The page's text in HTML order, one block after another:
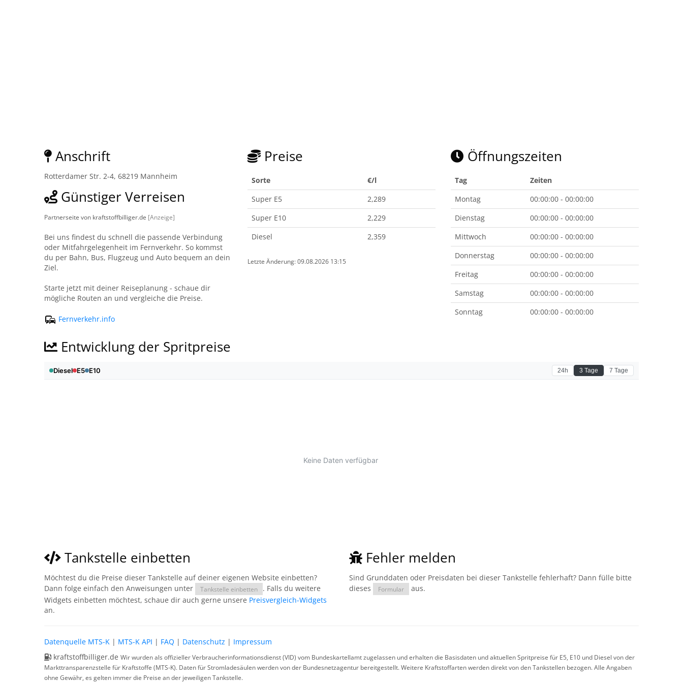
Anschrift
Rotterdamer Str. 2-4, 68219 Mannheim
Günstiger Verreisen
Partnerseite von kraftstoffbilliger.de [Anzeige]
Bei uns findest du schnell die passende Verbindung
oder Mitfahrgelegenheit im Fernverkehr. So kommst
du per Bahn, Bus, Flugzeug und Auto bequem an dein
Ziel.
Starte jetzt mit deiner Reiseplanung - schaue dir
mögliche Routen an und vergleiche die Preise.
Fernverkehr.info
Preise
Sorte
€/l
Super E5
2,289
Super E10
2,229
Diesel
2,359
Letzte Änderung: 09.08.2026 13:15
Öffnungszeiten
Tag
Zeiten
Montag
00:00:00 - 00:00:00
Dienstag
00:00:00 - 00:00:00
Mittwoch
00:00:00 - 00:00:00
Donnerstag
00:00:00 - 00:00:00
Freitag
00:00:00 - 00:00:00
Samstag
00:00:00 - 00:00:00
Sonntag
00:00:00 - 00:00:00
Entwicklung der Spritpreise
Tankstelle einbetten
Möchtest du die Preise dieser Tankstelle auf deiner eigenen Website einbetten?
Dann folge einfach den Anweisungen unter
Tankstelle einbetten
. Falls du weitere
Widgets einbetten möchtest, schaue dir auch gerne unsere Preisvergleich-Widgets
an.
Fehler melden
Sind Grunddaten oder Preisdaten bei dieser Tankstelle fehlerhaft? Dann fülle bitte
dieses
Formular aus.
Datenquelle MTS-K | MTS-K API | FAQ | Datenschutz | Impressum
kraftstoffbilliger.de Wir wurden als offizieller Verbraucherinformationsdienst (VID) vom Bundeskartellamt zugelassen und erhalten die Basisdaten und aktuellen Spritpreise für E5, E10 und Diesel von der
Markttransparenzstelle für Kraftstoffe (MTS-K). Daten für Stromladesäulen werden von der Bundesnetzagentur bereitgestellt. Weitere Kraftstoffarten werden direkt von den Tankstellen bezogen. Alle Angaben
ohne Gewähr, es gelten immer die Preise an der jeweiligen Tankstelle.